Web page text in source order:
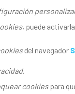
, puede
del navegador
.
cookiespara